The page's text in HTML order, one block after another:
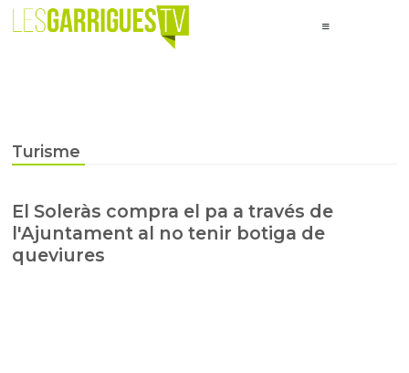
Turisme
El Soleràs compra el pa a través de
l'Ajuntament al no tenir botiga de
queviures